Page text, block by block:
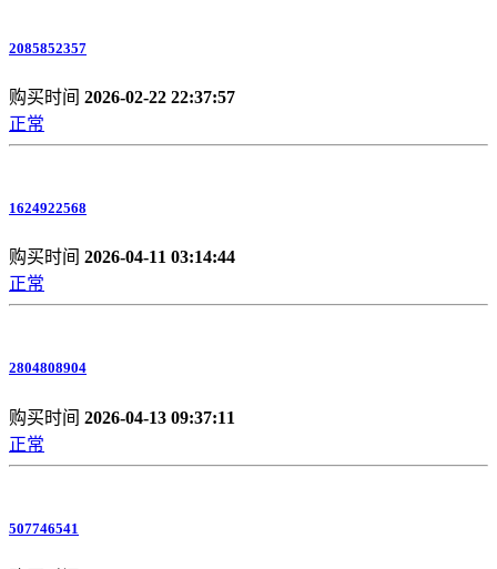
2085852357
购买时间 2026-02-22 22:37:57
正常
1624922568
购买时间 2026-04-11 03:14:44
正常
2804808904
购买时间 2026-04-13 09:37:11
正常
507746541